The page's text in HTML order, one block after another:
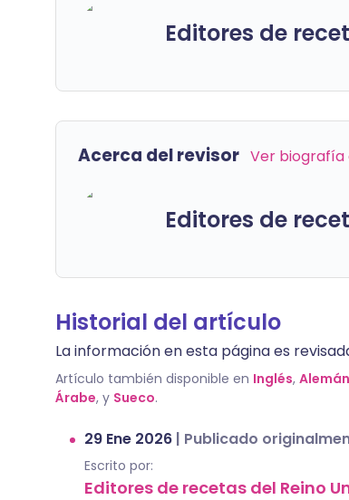
Editores de
Acerca del revisor Ver
Editores de
Historial del artículo
La información en esta página es
Artículo también disponible en Inglés, Alemán
Árabe, y Sueco.
29 Ene 2026 | Publicado
Escrito por:
Editores de recetas del Reino